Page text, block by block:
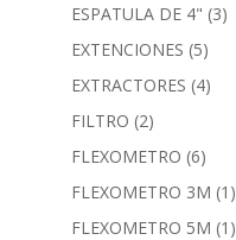
ESPATULA DE 4" (3)
EXTENCIONES (5)
EXTRACTORES (4)
FILTRO (2)
FLEXOMETRO (6)
FLEXOMETRO 3M (1)
FLEXOMETRO 5M (1)